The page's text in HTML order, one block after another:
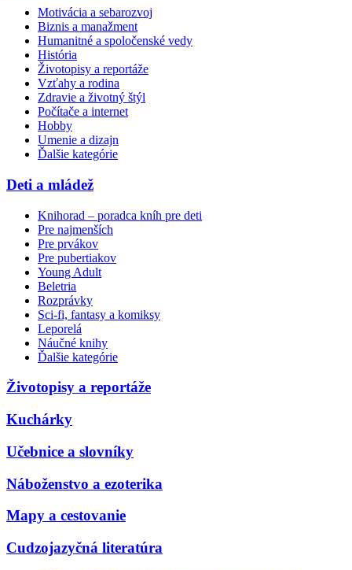
Motivácia a sebarozvoj
Biznis a manažment
Humanitné a spoločenské vedy
História
Životopisy a reportáže
Vzťahy a rodina
Zdravie a životný štýl
Počítače a internet
Hobby
Umenie a dizajn
Ďalšie kategórie
Deti a mládež
Knihorad – poradca kníh pre deti
Pre najmenších
Pre prvákov
Pre pubertiakov
Young Adult
Beletria
Rozprávky
Sci-fi, fantasy a komiksy
Leporelá
Náučné knihy
Ďalšie kategórie
Životopisy a reportáže
Kuchárky
Učebnice a slovníky
Náboženstvo a ezoterika
Mapy a cestovanie
Cudzojazyčná literatúra